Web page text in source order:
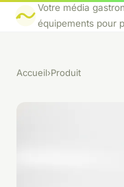
Votre média
équipements pour
Accueil›Produit